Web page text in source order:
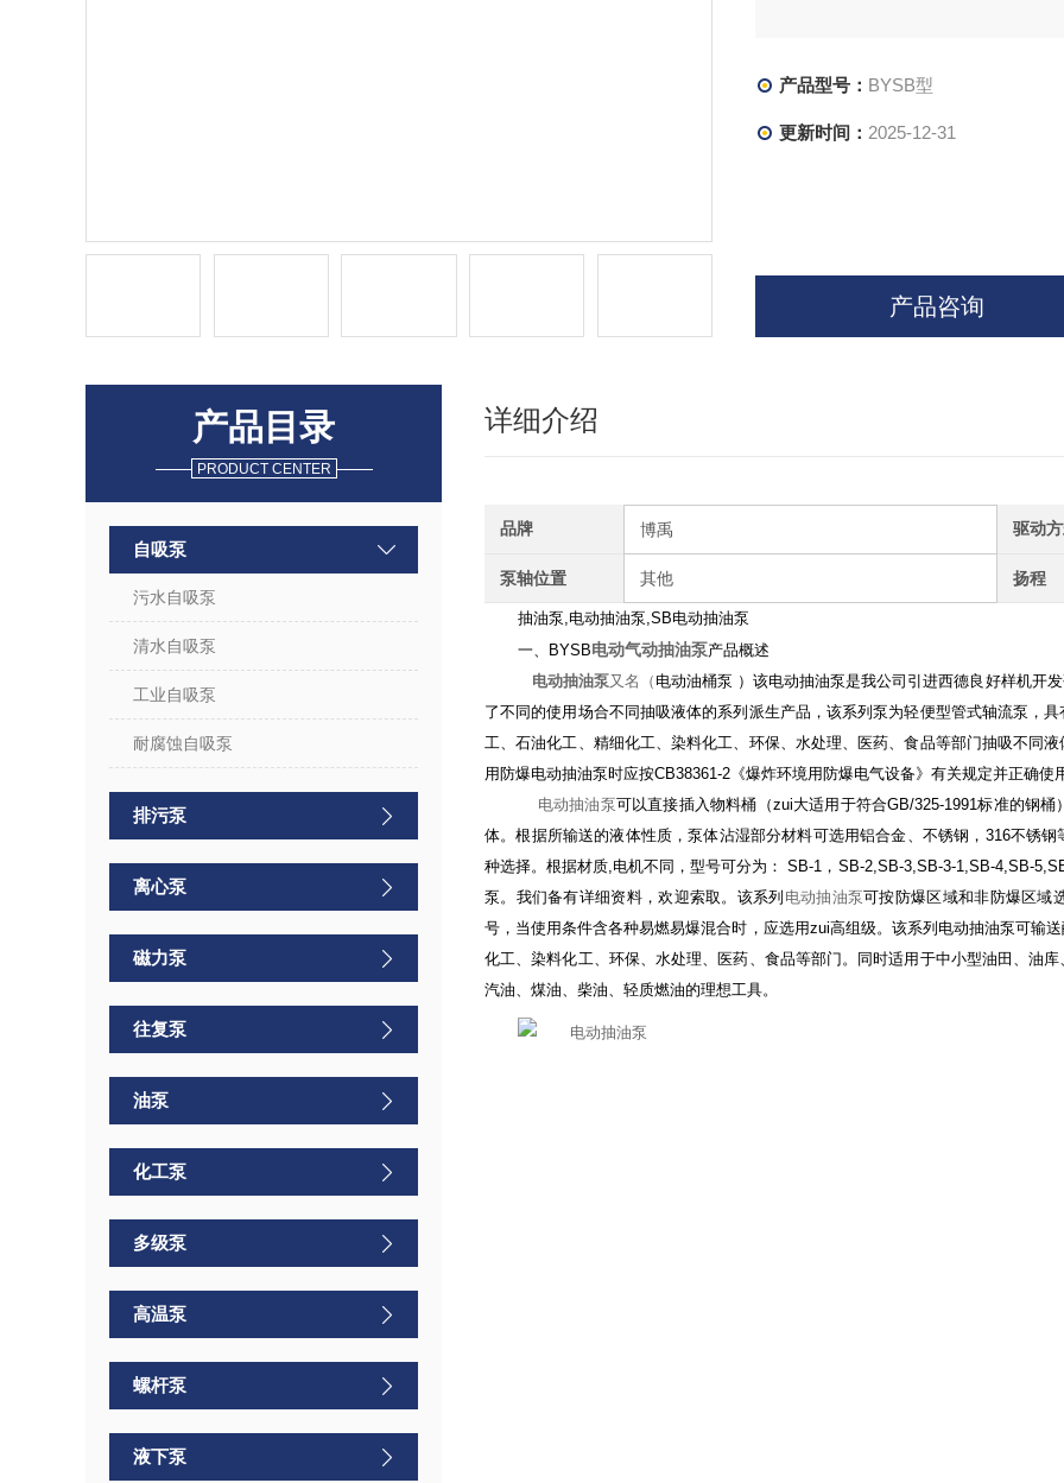
产品型号： BYSB型
更新时间： 2025-12-31
产品咨询
产品目录
PRODUCT CENTER
自吸泵
污水自吸泵
清水自吸泵
工业自吸泵
耐腐蚀自吸泵
排污泵
离心泵
磁力泵
往复泵
油泵
化工泵
多级泵
高温泵
螺杆泵
液下泵
详细介绍
品牌 博禹 驱动
泵轴位置 其他 扬程
抽油泵,电动抽油泵,SB电动抽油泵
一、BYSB电动气动抽油泵产品概述
电动抽油泵又名（ 电动油桶泵 ）该电动抽油泵是我公司引进西德良好样机开
了不同的使用场合不同抽吸液体的系列派生产品，该系列泵为轻便型管式轴流泵，
工、石油化工、精细化工、染料化工、环保、水处理、医药、食品等部门抽吸不同
用防爆电动抽油泵时应按CB38361-2《爆炸环境用防爆电气设备》有关规定并正确使
电动抽油泵可以直接插入物料桶（zui大适用于符合GB/325-1991标准的钢桶
体。根据所输送的液体性质，泵体沾湿部分材料可选用铝合金、不锈钢， 316不锈钢
种选择。根据材质,电机不同，型号可分为： SB-1 ， SB-2,SB-3,SB-3-1,SB-4,SB-
泵。我们备有详细资料，欢迎索取。该系列 电动抽油泵可按防爆区域和非防爆区域
号，当使用条件含各种易燃易爆混合时，应选用zui高组级。该系列电动抽油泵可输
化工、染料化工、环保、水处理、医药、食品等部门。同时适用于中小型油田、油
汽油、煤油、柴油、轻质燃油的理想工具。